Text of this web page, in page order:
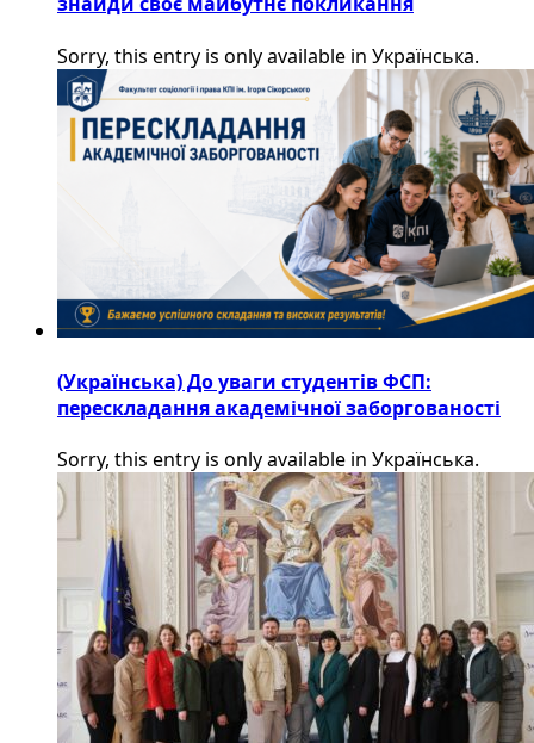
Sorry, this entry is only available in Українська.
(Українська) До уваги студентів ФСП:
перескладання академічної заборгованості
Sorry, this entry is only available in Українська.